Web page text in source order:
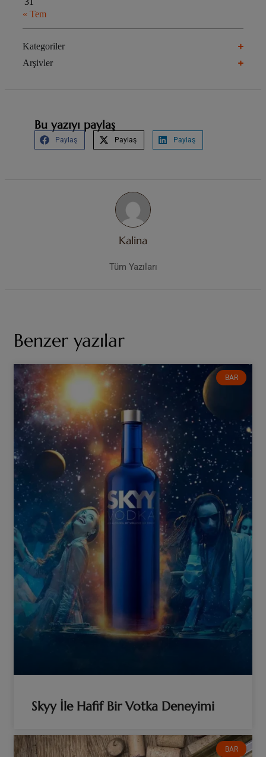
« Tem
Kategoriler
Arşivler
Bu yazıyı paylaş
Paylaş Paylaş Paylaş
Kalina
Tüm Yazıları
Benzer yazılar
BAR
Skyy İle Hafif Bir Votka Deneyimi
BAR